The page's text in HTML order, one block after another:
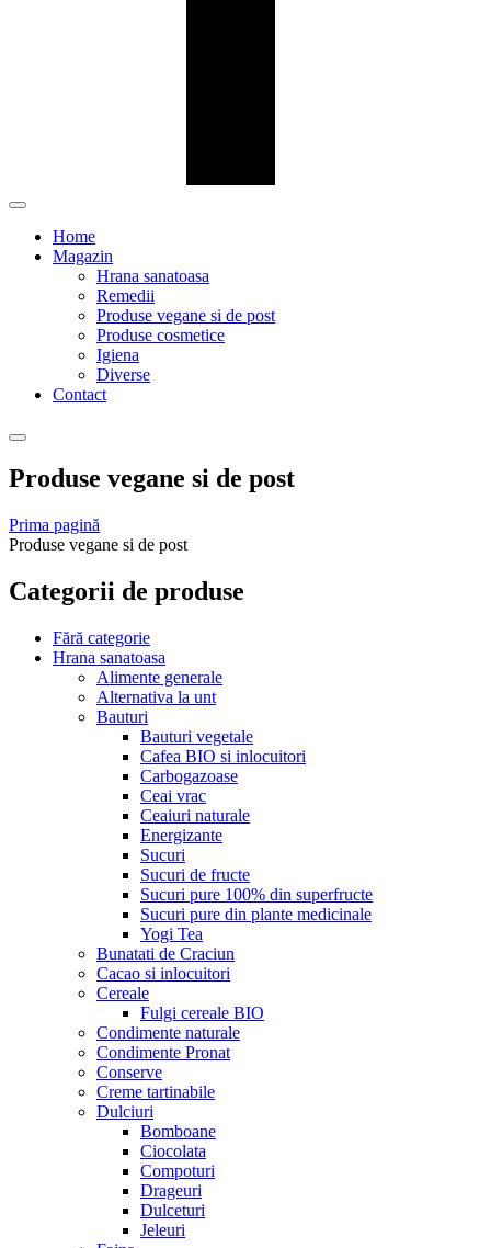
Home
Magazin
Hrana sanatoasa
Remedii
Produse vegane si de post
Produse cosmetice
Igiena
Diverse
Contact
Produse vegane si de post
Prima pagină
Produse vegane si de post
Categorii de produse
Fără categorie
Hrana sanatoasa
Alimente generale
Alternativa la unt
Bauturi
Bauturi vegetale
Cafea BIO si inlocuitori
Carbogazoase
Ceai vrac
Ceaiuri naturale
Energizante
Sucuri
Sucuri de fructe
Sucuri pure 100% din superfructe
Sucuri pure din plante medicinale
Yogi Tea
Bunatati de Craciun
Cacao si inlocuitori
Cereale
Fulgi cereale BIO
Condimente naturale
Condimente Pronat
Conserve
Creme tartinabile
Dulciuri
Bomboane
Ciocolata
Compoturi
Drageuri
Dulceturi
Jeleuri